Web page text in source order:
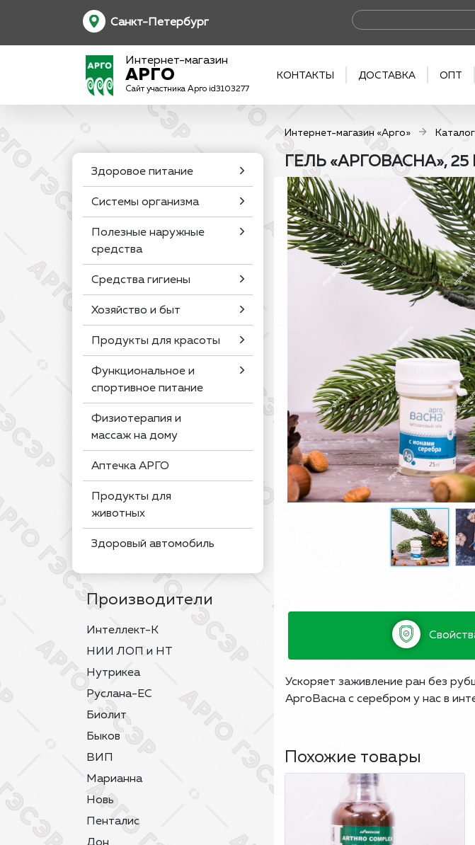
Санкт-Петербург
Интернет-магазин
АРГО
Сайт участника Арго id3103277
КОНТАКТЫ ДОСТАВКА ОПТ
Интернет-магазин «Арго» Каталог
Здоровое питание
Системы организма
Полезные наружные
средства
Средства гигиены
Хозяйство и быт
Продукты для красоты
Функциональное и
спортивное питание
Физиотерапия и
массаж на дому
Аптечка АРГО
Продукты для
животных
Здоровый автомобиль
Производители
Интеллект-К
НИИ ЛОП и НТ
Нутрикеа
Руслана-ЕС
Биолит
Быков
ВИП
Марианна
Новь
Пенталис
ГЕЛЬ «АРГОВАСНА», 25 Г
Ускоряет заживление ран без
АргоВасна с серебром у нас в
Похожие товары